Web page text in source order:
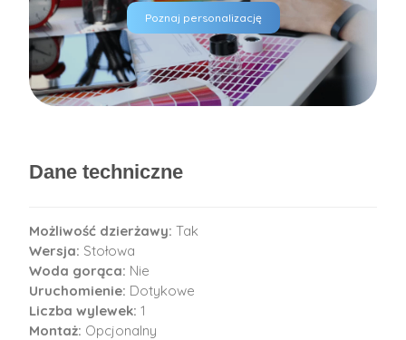
Poznaj personalizację
Dane techniczne
Możliwość dzierżawy: Tak
Wersja: Stołowa
Woda gorąca: Nie
Uruchomienie: Dotykowe
Liczba wylewek: 1
Montaż: Opcjonalny